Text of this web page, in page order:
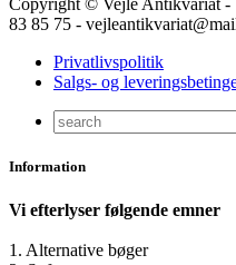
Copyright © Vejle Antikvariat -
83 85 75 -
Privatlivspolitik
Salgs- og
Information
Vi efterlyser følgende emner
1. Alternative bøger